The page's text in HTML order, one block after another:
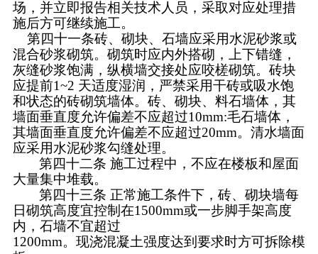
场，并立即报告相关技术人员，采取对应处理措
施后方可继续施工。
第四十一条砖、砌块、石墙应采用水泥砂浆或
混合砂浆砌筑。砌筑时应内外搭砌，上下错缝，
灰缝砂浆饱满，纵横墙交接处应咬槎砌筑。砖块
应提前1~2 天适度湿润，严禁采用干砖或吸水饱
和状态的砖砌筑墙体。砖、砌块、料石墙体，其
墙面垂直度允许偏差不应超过10mm:毛石墙体，
其墙面垂直度允许偏差不应超过20mm。清水墙面
应采用水泥砂浆勾缝处理。
第四十二条 施工过程中，不应在楼板和屋面
大量集中堆载。
第四十三条 正常施工条件下，砖、砌块墙每
日砌筑高度宜控制在1500mm或一步脚手架高度
内，石墙不宜超过
1200mm。现浇混凝土强度达到要求时方可拆除模